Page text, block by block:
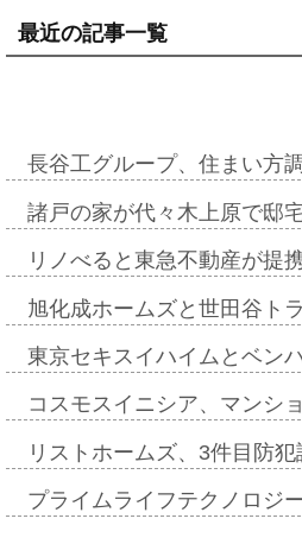
最近の記事一覧
長谷工グループ、住まい方
諸戸の家が代々木上原で邸
リノべると東急不動産が提
旭化成ホームズと世田谷ト
東京セキスイハイムとベン
コスモスイニシア、マンシ
リストホームズ、3件目防
プライムライフテクノロジ